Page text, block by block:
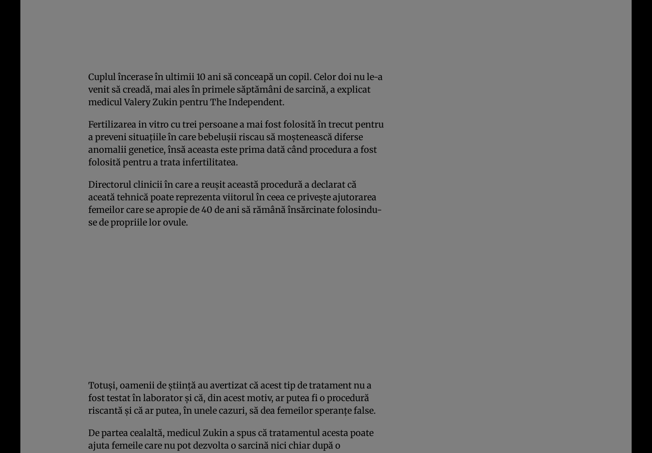
Cuplul încerase în ultimii 10 ani să conceapă un copil. Celor doi nu le-a
venit să creadă, mai ales în primele săptămâni de sarcină, a explicat
medicul Valery Zukin pentru The Independent.
Fertilizarea in vitro cu trei persoane a mai fost folosită în trecut pentru
a preveni situaţiile în care bebeluşii riscau să moştenească diferse
anomalii genetice, însă aceasta este prima dată când procedura a fost
folosită pentru a trata infertilitatea.
Directorul clinicii în care a reuşit această procedură a declarat că
aceată tehnică poate reprezenta viitorul în ceea ce priveşte ajutorarea
femeilor care se apropie de 40 de ani să rămână însărcinate folosindu-
se de propriile lor ovule.
Totuşi, oamenii de ştiinţă au avertizat că acest tip de tratament nu a
fost testat în laborator şi că, din acest motiv, ar putea fi o procedură
riscantă şi că ar putea, în unele cazuri, să dea femeilor speranţe false.
De partea cealaltă, medicul Zukin a spus că tratamentul acesta poate
ajuta femeile care nu pot dezvolta o sarcină nici chiar după o